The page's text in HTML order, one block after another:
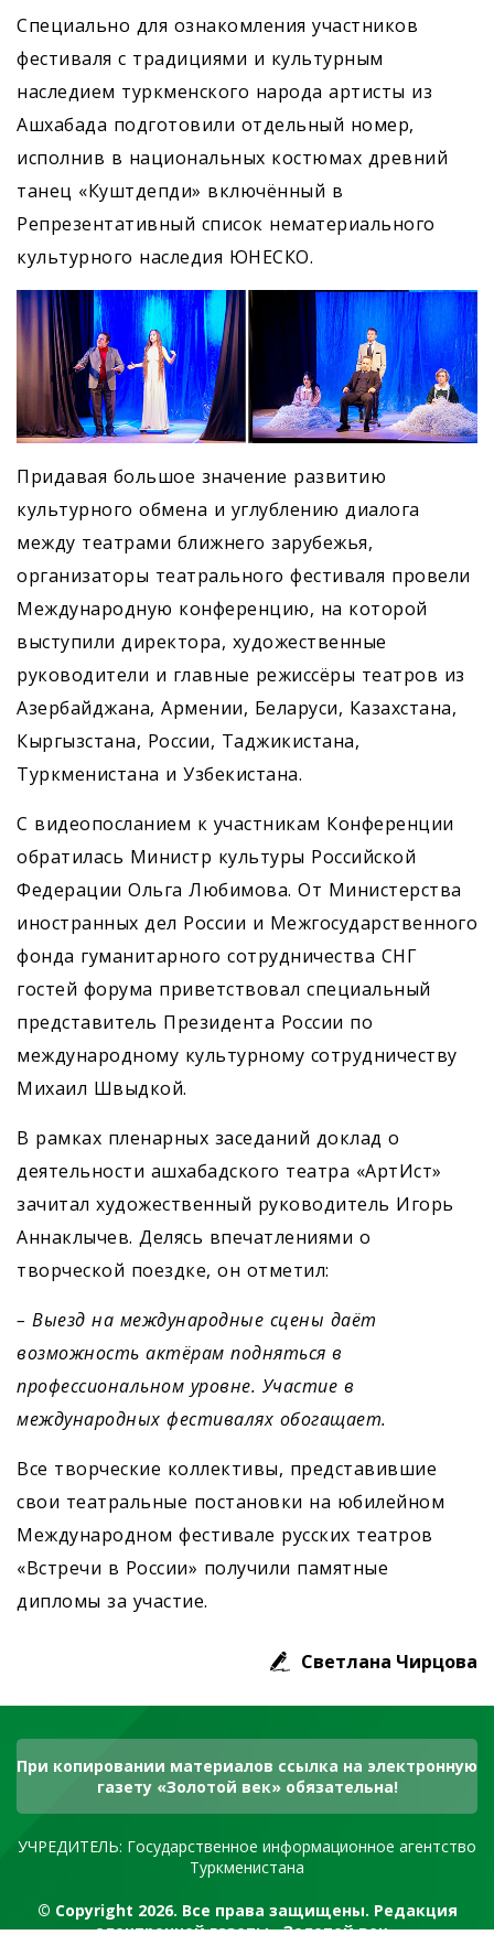
Специально для ознакомления участников
фестиваля с традициями и культурным
наследием туркменского народа артисты из
Ашхабада подготовили отдельный номер,
исполнив в национальных костюмах древний
танец «Куштдепди» включённый в
Репрезентативный список нематериального
культурного наследия ЮНЕСКО.
Придавая большое значение развитию
культурного обмена и углублению диалога
между театрами ближнего зарубежья,
организаторы театрального фестиваля провели
Международную конференцию, на которой
выступили директора, художественные
руководители и главные режиссёры театров из
Азербайджана, Армении, Беларуси, Казахстана,
Кыргызстана, России, Таджикистана,
Туркменистана и Узбекистана.
С видеопосланием к участникам Конференции
обратилась Министр культуры Российской
Федерации Ольга Любимова. От Министерства
иностранных дел России и Межгосударственного
фонда гуманитарного сотрудничества СНГ
гостей форума приветствовал специальный
представитель Президента России по
международному культурному сотрудничеству
Михаил Швыдкой.
В рамках пленарных заседаний доклад о
деятельности ашхабадского театра «АртИст»
зачитал художественный руководитель Игорь
Аннаклычев. Делясь впечатлениями о
творческой поездке, он отметил:
– Выезд на международные сцены даёт
возможность актёрам подняться в
профессиональном уровне. Участие в
международных фестивалях обогащает.
Все творческие коллективы, представившие
свои театральные постановки на юбилейном
Международном фестивале русских театров
«Встречи в России» получили памятные
дипломы за участие.
Светлана Чирцова
При копировании материалов ссылка на электронную
газету «Золотой век» обязательна!
УЧРЕДИТЕЛЬ: Государственное информационное агентство
Туркменистана
© Copyright 2026. Все права защищены. Редакция
электронной газеты «Золотой век»